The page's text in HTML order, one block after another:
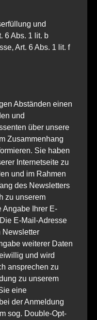
und
6 Abs. 1 lit. b
Art. 6 Abs. 1 lit. f
Abständen einen
und
über unsere
Zusammenhang
Sie haben
Internetseite zu
und im Rahmen
des Newsletters
zu unserem
Angabe Ihrer E-
E-Mail-Adresse
Newsletter
weiterer Daten
und wird
ansprechen zu
zu unserem
eine
der Anmeldung
sog. Double-Opt-